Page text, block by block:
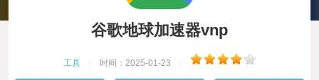
谷歌地球加速器vnp
工具 时间：2025-01-23